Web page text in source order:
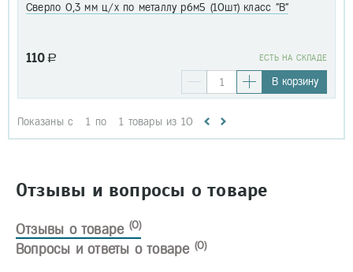
Сверло 0,3 мм ц/х по металлу р6м5 (10шт) класс "В"
110 a EСТЬ НА СКЛАДЕ
В корзину
Показаны с 1 по 1 товары из 10
Отзывы и вопросы о товаре
Отзывы о товаре (0)
Вопросы и ответы о товаре (0)